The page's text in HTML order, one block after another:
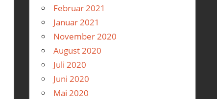
Februar 2021
Januar 2021
November 2020
August 2020
Juli 2020
Juni 2020
Mai 2020